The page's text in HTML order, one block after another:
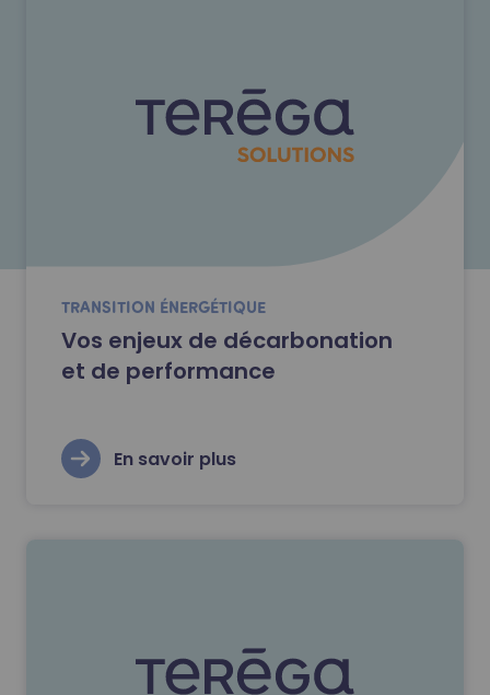
TRANSITION ÉNERGÉTIQUE
Vos enjeux de décarbonation
et de performance
En savoir plus